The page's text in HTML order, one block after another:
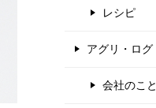
レシピ
アグリ・ログ
会社のこと